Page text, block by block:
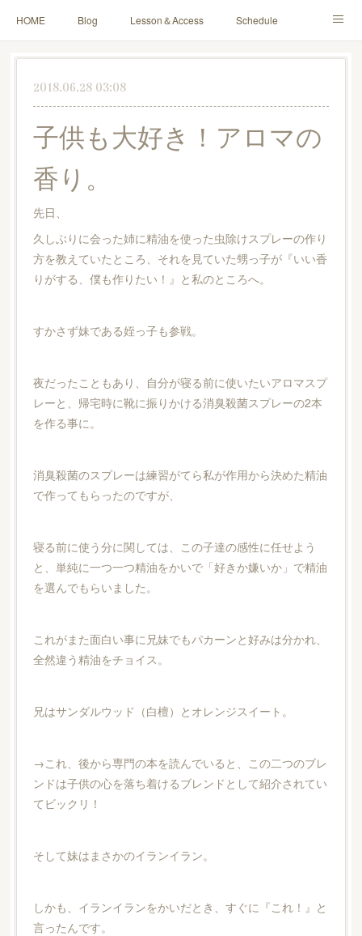
HOME Blog Lesson＆Access Schedule
Yoga for Mama＆Baby About Contact
2018.06.28 03:08
子供も大好き！アロマの
香り。
先日、
久しぶりに会った姉に精油を使った虫除けスプレーの作り
方を教えていたところ、それを見ていた甥っ子が『いい香
りがする、僕も作りたい！』と私のところへ。
すかさず妹である姪っ子も参戦。
夜だったこともあり、自分が寝る前に使いたいアロマスプ
レーと、帰宅時に靴に振りかける消臭殺菌スプレーの2本
を作る事に。
消臭殺菌のスプレーは練習がてら私が作用から決めた精油
で作ってもらったのですが、
寝る前に使う分に関しては、この子達の感性に任せよう
と、単純に一つ一つ精油をかいで「好きか嫌いか」で精油
を選んでもらいました。
これがまた面白い事に兄妹でもパカーンと好みは分かれ、
全然違う精油をチョイス。
兄はサンダルウッド（白檀）とオレンジスイート。
→これ、後から専門の本を読んでいると、この二つのブレ
ンドは子供の心を落ち着けるブレンドとして紹介されてい
てビックリ！
そして妹はまさかのイランイラン。
しかも、イランイランをかいだとき、すぐに『これ！』と
言ったんです。